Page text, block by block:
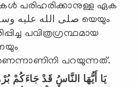
പരിഹരിക്കാനുള്ള ഏക
പവിത്രഗ്രന്ഥമായ
പറയുന്നത്.
يَا أَيُّهَا النَّاسُ قَدْ جَاءَكُمْ